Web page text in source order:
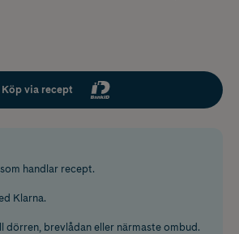
Köp via recept
handlar recept.
Klarna.
dörren, brevlådan eller närmaste ombud.